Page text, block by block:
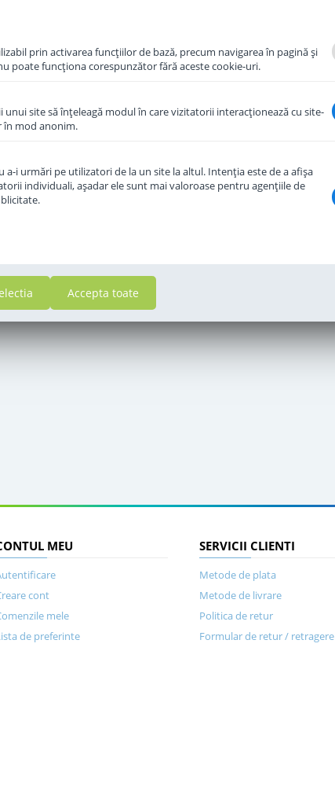
MEU
cont
mele
de preferinte
SERVICII CLIENTI
Metode de plata
Metode de livrare
Politica de retur
Formular de retur / retragere
prin activarea funcţiilor de bază, precum navigarea în pagină şi
poate funcţiona corespunzător fără aceste cookie-uri.
site să înţeleagă modul în care vizitatorii interacţionează cu site-
în mod anonim.
i urmări pe utilizatori de la un site la altul. Intenţia este de a afişa
individuali, aşadar ele sunt mai valoroase pentru agenţiile de
Accepta toate